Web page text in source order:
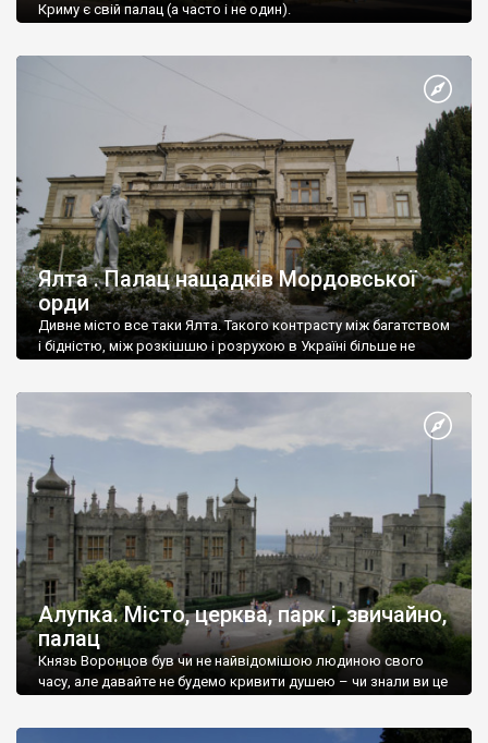
Криму є свій палац (а часто і не один).
Ялта . Палац нащадків Мордовської
орди
Дивне місто все таки Ялта. Такого контрасту між багатством
і бідністю, між розкішшю і розрухою в Україні більше не
Алупка. Місто, церква, парк і, звичайно,
палац
Князь Воронцов був чи не найвідомішою людиною свого
часу, але давайте не будемо кривити душею – чи знали ви це